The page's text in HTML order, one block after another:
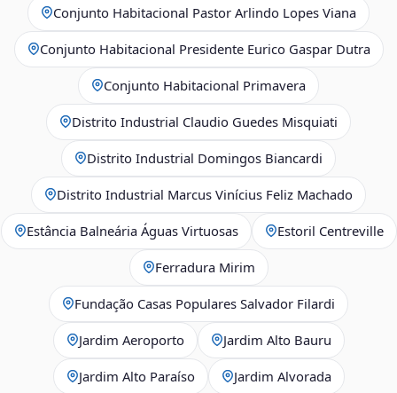
Conjunto Habitacional Pastor Arlindo Lopes Viana
Conjunto Habitacional Presidente Eurico Gaspar Dutra
Conjunto Habitacional Primavera
Distrito Industrial Claudio Guedes Misquiati
Distrito Industrial Domingos Biancardi
Distrito Industrial Marcus Vinícius Feliz Machado
Estância Balneária Águas Virtuosas Estoril Centreville
Ferradura Mirim
Fundação Casas Populares Salvador Filardi
Jardim Aeroporto Jardim Alto Bauru
Jardim Alto Paraíso Jardim Alvorada